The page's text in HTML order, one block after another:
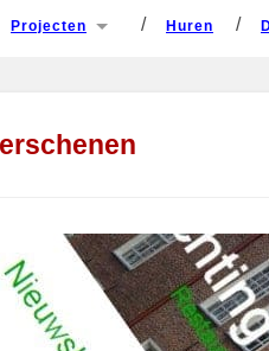
projecten huren